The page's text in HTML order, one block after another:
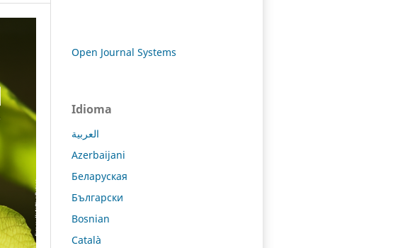
Open Journal Systems
Idioma
العربية
Azerbaijani
Беларуская
Български
Bosnian
Català